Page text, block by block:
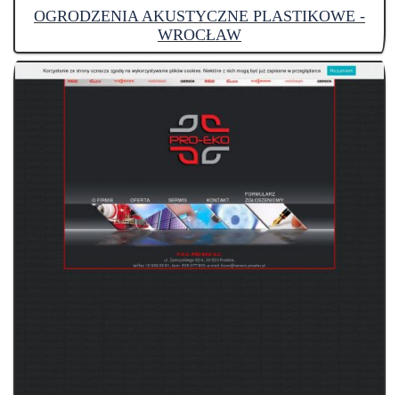
OGRODZENIA AKUSTYCZNE PLASTIKOWE -
WROCŁAW